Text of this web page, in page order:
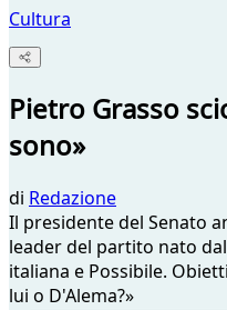
Cultura
Pietro Grasso
sono»
di Redazione
Il presidente del Senato
leader del partito nato
italiana e Possibile.
lui o D'Alema?»